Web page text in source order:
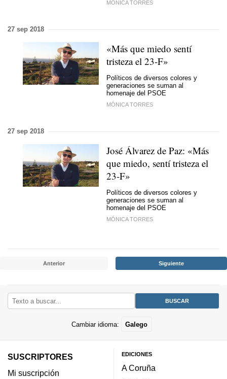
MÓNICA TORRES
27 sep 2018
«Más que miedo sentí
tristeza el 23-F»
Políticos de diversos colores y
generaciones se suman al
homenaje del PSOE
MÓNICA TORRES
27 sep 2018
José Álvarez de Paz: «Más
que miedo, sentí tristeza el
23-F»
Políticos de diversos colores y
generaciones se suman al
homenaje del PSOE
MÓNICA TORRES
Anterior Siguiente
Cambiar idioma: Galego
SUSCRIPTORES
Mi suscripción
EDICIONES
A Coruña